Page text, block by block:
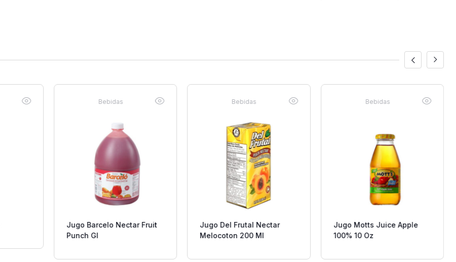
Bebidas
Jugo Barcelo Nectar Fruit
Punch Gl
Bebidas
Jugo Del Frutal Nectar
Melocoton 200 Ml
Bebidas
Jugo Motts Juice Apple
100% 10 Oz